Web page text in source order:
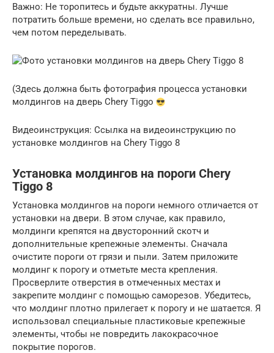
Важно: Не торопитесь и будьте аккуратны. Лучше
потратить больше времени, но сделать все правильно,
чем потом переделывать.
(Здесь должна быть фотография процесса установки
молдингов на дверь Chery Tiggo
Видеоинструкция: Ссылка на видеоинструкцию по
установке молдингов на Chery Tiggo 8
Установка молдингов на пороги Chery
Tiggo 8
Установка молдингов на пороги немного отличается от
установки на двери. В этом случае, как правило,
молдинги крепятся на двусторонний скотч и
дополнительные крепежные элементы. Сначала
очистите пороги от грязи и пыли. Затем приложите
молдинг к порогу и отметьте места крепления.
Просверлите отверстия в отмеченных местах и
закрепите молдинг с помощью саморезов. Убедитесь,
что молдинг плотно прилегает к порогу и не шатается. Я
использовал специальные пластиковые крепежные
элементы, чтобы не повредить лакокрасочное
покрытие порогов.